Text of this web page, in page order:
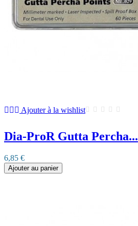
Ajouter à la wishlist
Dia-ProR Gutta Percha...
6,85 €
Ajouter au panier